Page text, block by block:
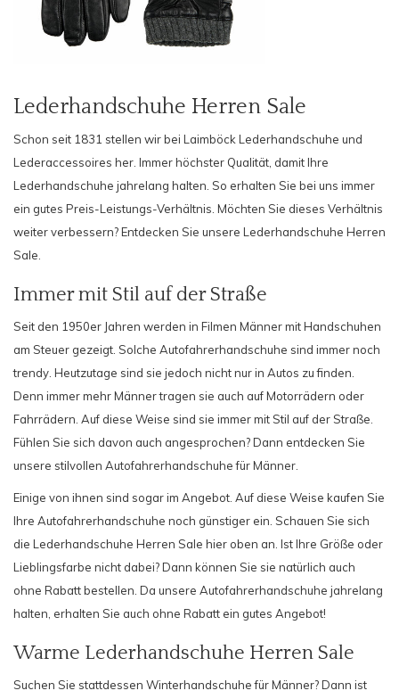
Lederhandschuhe Herren Sale
Schon seit 1831 stellen wir bei Laimböck Lederhandschuhe und
Lederaccessoires her. Immer höchster Qualität, damit Ihre
Lederhandschuhe jahrelang halten. So erhalten Sie bei uns immer
ein gutes Preis-Leistungs-Verhältnis. Möchten Sie dieses Verhältnis
weiter verbessern? Entdecken Sie unsere Lederhandschuhe Herren
Sale.
Immer mit Stil auf der Straße
Seit den 1950er Jahren werden in Filmen Männer mit Handschuhen
am Steuer gezeigt. Solche Autofahrerhandschuhe sind immer noch
trendy. Heutzutage sind sie jedoch nicht nur in Autos zu finden.
Denn immer mehr Männer tragen sie auch auf Motorrädern oder
Fahrrädern. Auf diese Weise sind sie immer mit Stil auf der Straße.
Fühlen Sie sich davon auch angesprochen? Dann entdecken Sie
unsere stilvollen Autofahrerhandschuhe für Männer
Einige von ihnen sind sogar im Angebot. Auf diese Weise kaufen Sie
Ihre Autofahrerhandschuhe noch günstiger ein. Schauen Sie sich
die Lederhandschuhe Herren Sale hier oben an. Ist Ihre Größe oder
Lieblingsfarbe nicht dabei? Dann können Sie sie natürlich auch
ohne Rabatt bestellen. Da unsere Autofahrerhandschuhe jahrelang
halten, erhalten Sie auch ohne Rabatt ein gutes Angebot!
Warme Lederhandschuhe Herren Sale
Suchen Sie stattdessen Winterhandschuhe für Männer? Dann ist